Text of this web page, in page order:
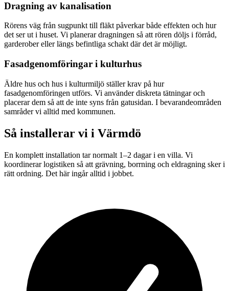
Dragning av kanalisation
Rörens väg från sugpunkt till fläkt påverkar både effekten och hur
det ser ut i huset. Vi planerar dragningen så att rören döljs i förråd,
garderober eller längs befintliga schakt där det är möjligt.
Fasadgenomföringar i kulturhus
Äldre hus och hus i kulturmiljö ställer krav på hur
fasadgenomföringen utförs. Vi använder diskreta tätningar och
placerar dem så att de inte syns från gatusidan. I bevarandeområden
samråder vi alltid med kommunen.
Så installerar vi i Värmdö
En komplett installation tar normalt 1–2 dagar i en villa. Vi
koordinerar logistiken så att grävning, borrning och eldragning sker i
rätt ordning. Det här ingår alltid i jobbet.